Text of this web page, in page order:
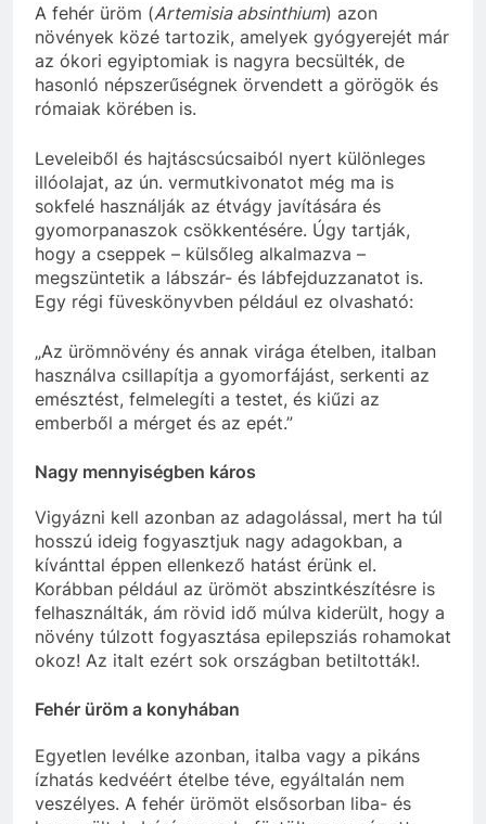
A fehér üröm (Artemisia absinthium) azon
növények közé tartozik, amelyek gyógyerejét már
az ókori egyiptomiak is nagyra becsülték, de
hasonló népszerűségnek örvendett a görögök és
rómaiak körében is.
Leveleiből és hajtáscsúcsaiból nyert különleges
illóolajat, az ún. vermutkivonatot még ma is
sokfelé használják az étvágy javítására és
gyomorpanaszok csökkentésére. Úgy tartják,
hogy a cseppek – külsőleg alkalmazva –
megszüntetik a lábszár- és lábfejduzzanatot is.
Egy régi füveskönyvben például ez olvasható:
„Az ürömnövény és annak virága ételben, italban
használva csillapítja a gyomorfájást, serkenti az
emésztést, felmelegíti a testet, és kiűzi az
emberből a mérget és az epét.”
Nagy mennyiségben káros
Vigyázni kell azonban az adagolással, mert ha túl
hosszú ideig fogyasztjuk nagy adagokban, a
kívánttal éppen ellenkező hatást érünk el.
Korábban például az ürömöt abszintkészítésre is
felhasználták, ám rövid idő múlva kiderült, hogy a
növény túlzott fogyasztása epilepsziás rohamokat
okoz! Az italt ezért sok országban betiltották!.
Fehér üröm a konyhában
Egyetlen levélke azonban, italba vagy a pikáns
ízhatás kedvéért ételbe téve, egyáltalán nem
veszélyes. A fehér ürömöt elsősorban liba- és